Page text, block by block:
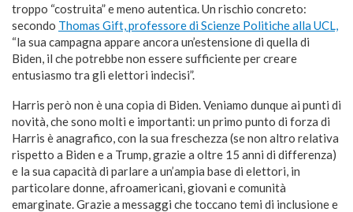
troppo “costruita” e meno autentica. Un rischio concreto:
secondo Thomas Gift, professore di Scienze Politiche alla UCL,
“la sua campagna appare ancora un’estensione di quella di
Biden, il che potrebbe non essere sufficiente per creare
entusiasmo tra gli elettori indecisi”.
Harris però non è una copia di Biden. Veniamo dunque ai punti di
novità, che sono molti e importanti: un primo punto di forza di
Harris è anagrafico, con la sua freschezza (se non altro relativa
rispetto a Biden e a Trump, grazie a oltre 15 anni di differenza)
e la sua capacità di parlare a un’ampia base di elettori, in
particolare donne, afroamericani, giovani e comunità
emarginate. Grazie a messaggi che toccano temi di inclusione e